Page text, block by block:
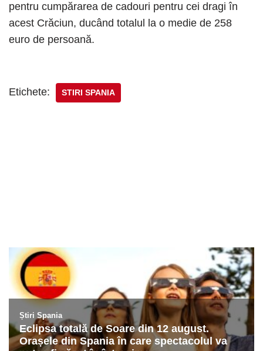
pentru cumpărarea de cadouri pentru cei dragi în
acest Crăciun, ducând totalul la o medie de 258
euro de persoană.
Etichete: STIRI SPANIA